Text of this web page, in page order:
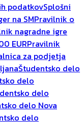
podatkovSplošni
na SMPravilnik o
nagradne igre
EURPravilnik
za podjetja
Študentsko delo
delo
delo
delo Nova
delo